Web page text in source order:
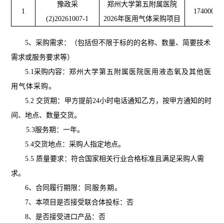
1
豫政采
(2)20261007-1
郑州大学第五附属医院
2026年医用气体采购项目
1740000
5、采购需求：（包括但不限于标的的名称、数量、简要技术
需求或服务要求等）
5.1采购内容：郑州大学第五附属医院医用液态氧及其他医
用气体采购。
5.2 交货期 ： 甲方提前24小时电话通知乙方，按甲方通知的时
间、地点、数量交货。
5.3服务期：一年。
5.4交货地点：采购人指定地点。
5.5 质量要求：符合国家相关行业合格标准且满足采购人需
求。
6、合同履行期限：
同服务期。
7、本项目是否接受联合体投标：否
8、是否接受进口产品：否